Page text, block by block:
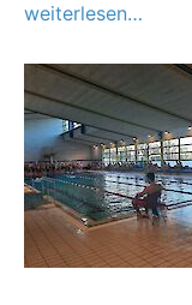
weiterlesen…